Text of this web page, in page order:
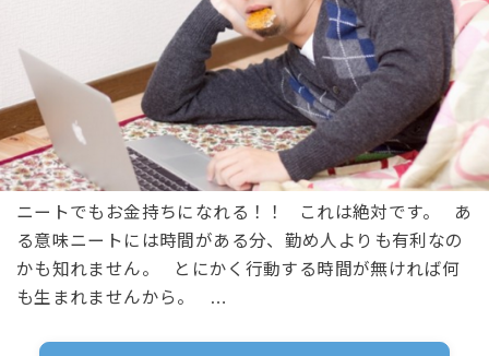
ニートでもお金持ちになれる！！ これは絶対です。 あ
る意味ニートには時間がある分、勤め人よりも有利なの
かも知れません。 とにかく行動する時間が無ければ何
も生まれませんから。 …